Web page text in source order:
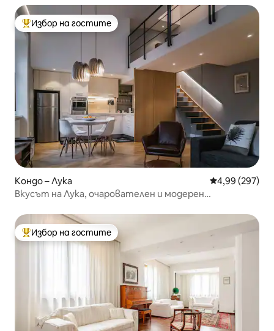
Най-популярен избор на гостите
Избор на гостите
Кондо – Лука Средна
4,99 (297)
Вкусът на Лука, очарователен и модерен
Най-популярен избор на гостите
Избор на гостите